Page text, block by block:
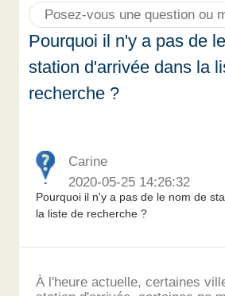
Pourquoi il n'y a pas de
station d'arrivée dans la
recherche ?
Carine
2020-05-25 14:26:32
Pourquoi il n'y a pas de le nom de
la liste de recherche ?
À l'heure actuelle, certaines